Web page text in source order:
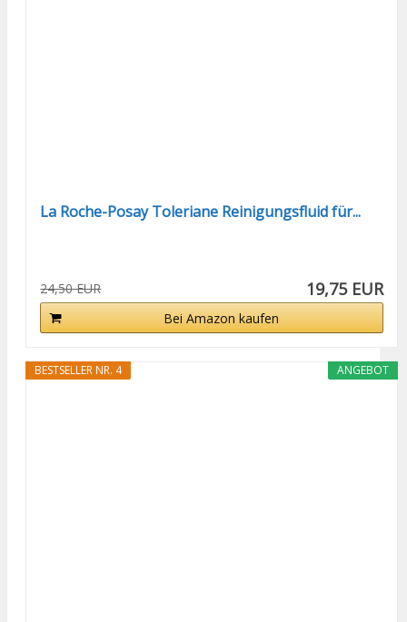
La Roche-Posay Toleriane Reinigungsfluid für...
24,50 EUR 19,75 EUR
Bei Amazon kaufen
ANGEBOT
BESTSELLER NR. 4